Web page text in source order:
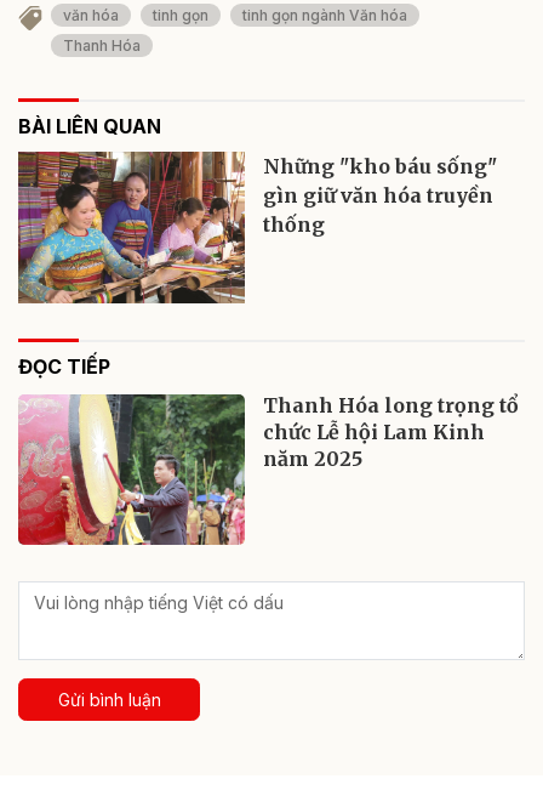
văn hóa tinh gọn
tinh gọn ngành Văn hóa
Thanh Hóa
BÀI LIÊN QUAN
Những "kho báu sống"
gìn giữ văn hóa truyền
thống
ĐỌC TIẾP
Thanh Hóa long trọng tổ
chức Lễ hội Lam Kinh
năm 2025
Gửi bình luận